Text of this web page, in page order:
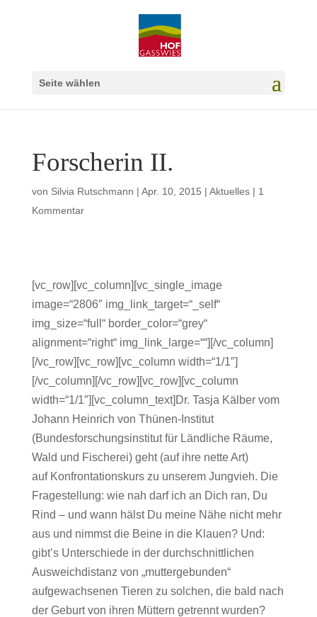
Seite wählen
Forscherin II.
von Silvia Rutschmann | Apr. 10, 2015 | Aktuelles| 1
Kommentar
[vc_row][vc_column][vc_single_image
image=“2806″ img_link_target=“_self“
img_size=“full“ border_color=“grey“
alignment=“right“ img_link_large=““][/vc_column]
[/vc_row][vc_row][vc_column width=“1/1″]
[/vc_column][/vc_row][vc_row][vc_column
width=“1/1″][vc_column_text]Dr. Tasja Kälber vom
Johann Heinrich von Thünen-Institut
(Bundesforschungsinstitut für Ländliche Räume,
Wald und Fischerei) geht (auf ihre nette Art)
auf Konfrontationskurs zu unserem Jungvieh. Die
Fragestellung: wie nah darf ich an Dich ran, Du
Rind – und wann hälst Du meine Nähe nicht mehr
aus und nimmst die Beine in die Klauen? Und:
gibt’s Unterschiede in der durchschnittlichen
Ausweichdistanz von „muttergebunden“
aufgewachsenen Tieren zu solchen, die bald nach
der Geburt von ihren Müttern getrennt wurden?